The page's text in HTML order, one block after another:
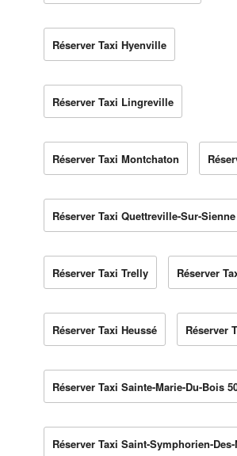
Réserver Taxi Hyenville
Réserver Taxi Lingreville
Réserver Taxi Montchaton
Réserver Taxi Quettreville-Sur-Sienne
Réserver Taxi Trelly Réserver
Réserver Taxi Heussé Réserver
Réserver Taxi Sainte-Marie-Du-Bois
Réserver Taxi Saint-Symphorien-